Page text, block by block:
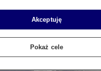
Akceptuję
Pokaż cele